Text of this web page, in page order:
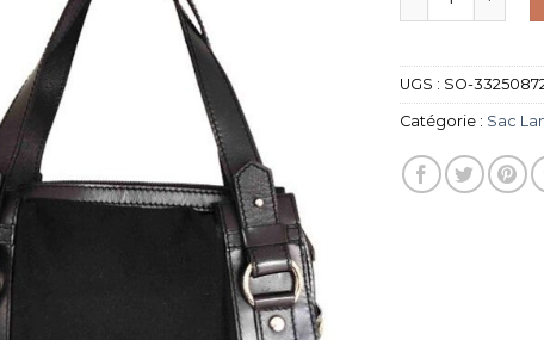
UGS : SO-
Catégorie : Sac